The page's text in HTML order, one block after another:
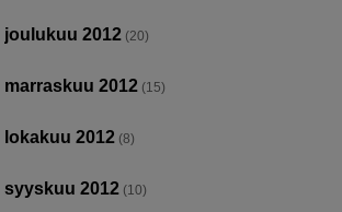
joulukuu 2012 (20)
marraskuu 2012 (15)
lokakuu 2012 (8)
syyskuu 2012 (10)